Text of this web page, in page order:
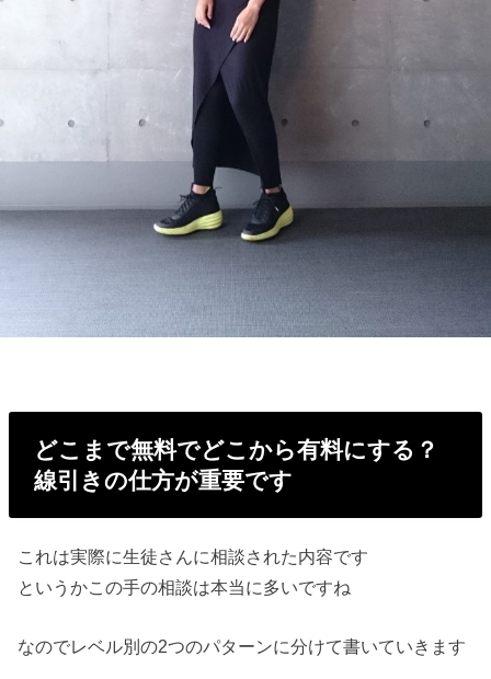
どこまで無料でどこから有料にする？
線引きの仕方が重要です
これは実際に生徒さんに相談された内容です
というかこの手の相談は本当に多いですね
なのでレベル別の2つのパターンに分けて書いていきます